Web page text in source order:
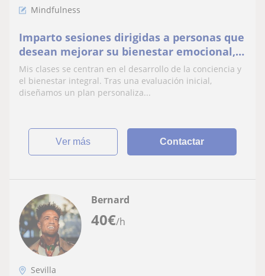
Mindfulness
Imparto sesiones dirigidas a personas que
desean mejorar su bienestar emocional,
reducir el estrés, desarrollar la atención
plena.
Mis clases se centran en el desarrollo de la conciencia y
el bienestar integral. Tras una evaluación inicial,
diseñamos un plan personaliza...
ver más Contactar
40€/h
Bernard
Sevilla